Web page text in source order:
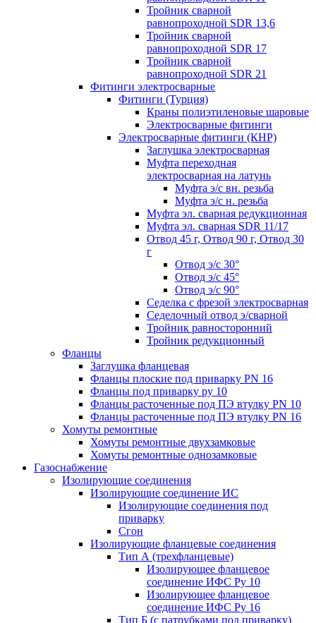
Тройник сварной
равнопроходной SDR 13,6
Тройник сварной
равнопроходной SDR 17
Тройник сварной
равнопроходной SDR 21
Фитинги электросварные
Фитинги (Турция)
Краны полиэтиленовые шаровые
Электросварные фитинги
Электросварные фитинги (КНР)
Заглушка электросварная
Муфта переходная
электросварная на латунь
Муфта э/с вн. резьба
Муфта э/с н. резьба
Муфта эл. cварная редукционная
Муфта эл. сварная SDR 11/17
Отвод 45 г, Отвод 90 г, Отвод 30
г
Отвод э/с 30°
Отвод э/с 45°
Отвод э/с 90°
Седелка с фрезой электросварная
Седелочный отвод э/сварной
Тройник равносторонний
Тройник редукционный
Фланцы
Заглушка фланцевая
Фланцы плоские под приварку PN 16
Фланцы под приварку ру 10
Фланцы расточенные под ПЭ втулку PN 10
Фланцы расточенные под ПЭ втулку PN 16
Хомуты ремонтные
Хомуты ремонтные двухзамковые
Хомуты ремонтные однозамковые
Газоснабжение
Изолирующие соединения
Изолирующие соединение ИС
Изолирующие соединения под
приварку
Сгон
Изолирующие фланцевые соединения
Тип А (трехфланцевые)
Изолирующее фланцевое
соединение ИФС Ру 10
Изолирующее фланцевое
соединение ИФС Ру 16
Тип Б (с патрубками под приварку)